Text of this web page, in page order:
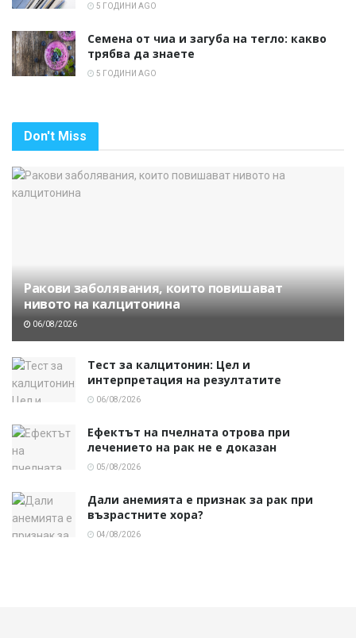
5 ГОДИНИ AGO
Семена от чиа и загуба на тегло: какво
трябва да знаете
5 ГОДИНИ AGO
Don't Miss
Ракови заболявания, които повишават
нивото на калцитонина
06/08/2026
Тест за калцитонин: Цел и
интерпретация на резултатите
06/08/2026
Ефектът на пчелната отрова при
лечението на рак не е доказан
05/08/2026
Дали анемията е признак за рак при
възрастните хора?
04/08/2026